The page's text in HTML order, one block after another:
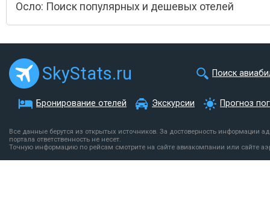
Осло: Поиск популярных и дешевых отелей
SkyStats.ru Поиск
Бронирование отелей Экскурсии Прогноз
Все данные берутся из открытых источников. За достоверность информации
портала ответственность не несет.
Точную информацию по рейсам смотрите на сайте авиакомпании или сайте